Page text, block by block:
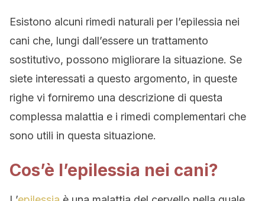
Esistono alcuni rimedi naturali per l’epilessia nei
cani che, lungi dall’essere un trattamento
sostitutivo, possono migliorare la situazione. Se
siete interessati a questo argomento, in queste
righe vi forniremo una descrizione di questa
complessa malattia e i rimedi complementari che
sono utili in questa situazione.
Cos’è l’epilessia nei cani?